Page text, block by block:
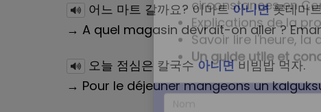
어느 마트 갈까요? 이마트아니면롯데마
→ A quel magasin devrait-on aller ?
오늘 점심은 칼국수아니면비빔밥 먹자.
→ Pour le déjeuner mangeons un
Vous êtes libre de
conversation pour se
de voyager
Près de 500 mots
circonstances en